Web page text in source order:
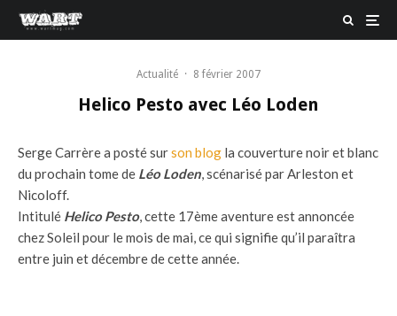
Actualité · 8 février 2007
Helico Pesto avec Léo Loden
Serge Carrère a posté surson blog la couverture noir et blanc
du prochain tome de Léo Loden, scénarisé par Arleston et
Nicoloff.
Intitulé Helico Pesto, cette 17ème aventure est annoncée
chez Soleil pour le mois de mai, ce qui signifie qu’il paraîtra
entre juin et décembre de cette année.